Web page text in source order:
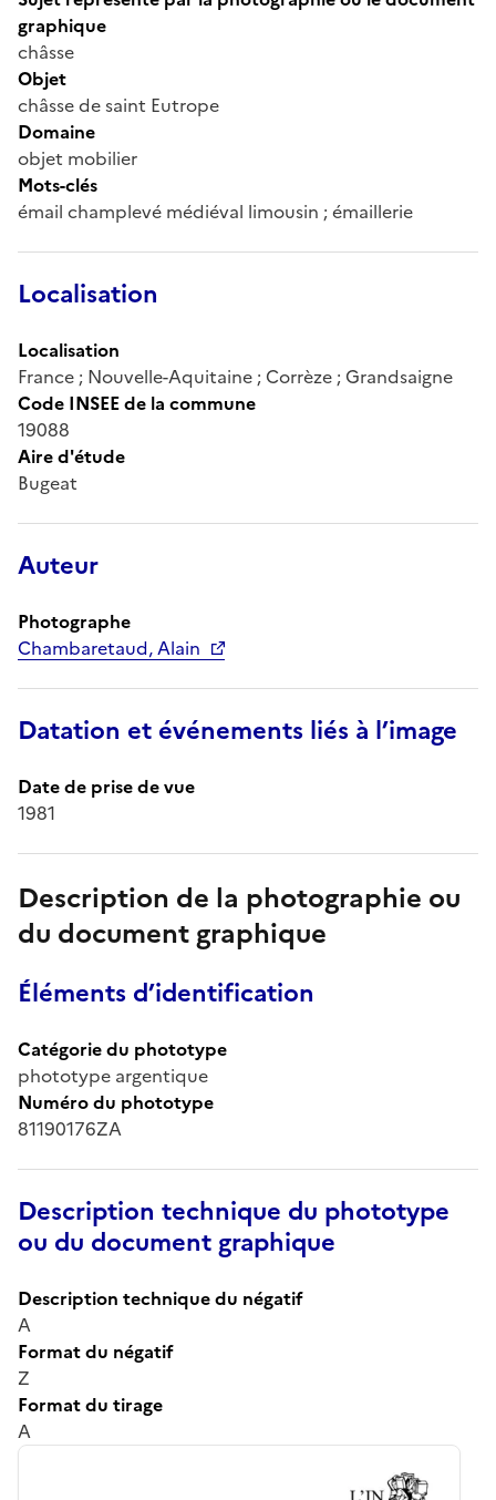
graphique
châsse
Objet
châsse de saint Eutrope
Domaine
objet mobilier
Mots-clés
émail champlevé médiéval limousin ; émaillerie
Localisation
Localisation
France ; Nouvelle-Aquitaine ; Corrèze ; Grandsaigne
Code INSEE de la commune
19088
Aire d'étude
Bugeat
Auteur
Photographe
Chambaretaud, Alain
Datation et événements liés à l’image
Date de prise de vue
1981
Description de la photographie ou
du document graphique
Éléments d’identification
Catégorie du phototype
phototype argentique
Numéro du phototype
81190176ZA
Description technique du phototype
ou du document graphique
Description technique du négatif
A
Format du négatif
Z
Format du tirage
A